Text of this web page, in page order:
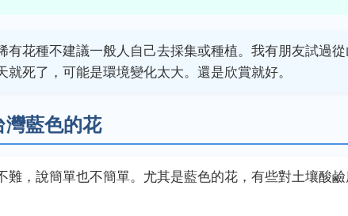
有花種不建議一般人自己去採集或種植。我有朋友試過
就死了，可能是環境變化太大。還是欣賞就好。
灣藍色的花
難，說簡單也不簡單。尤其是藍色的花，有些對土壤酸